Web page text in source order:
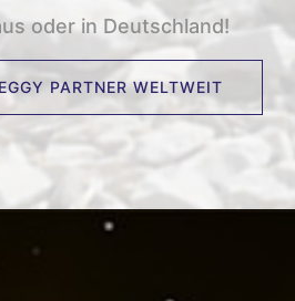
oder in Deutschland!
PARTNER WELTWEIT